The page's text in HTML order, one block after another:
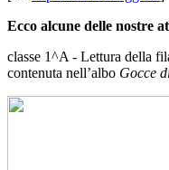
Ecco alcune delle nostre
classe 1^A - Lettura della
contenuta nell’albo Gocce